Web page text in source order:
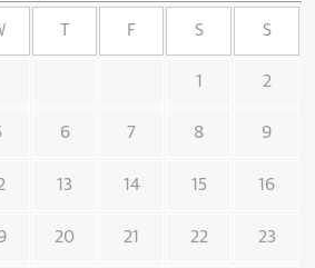
F S S
1 2
6 7 8 9
13 14 15 16
20 21 22 23